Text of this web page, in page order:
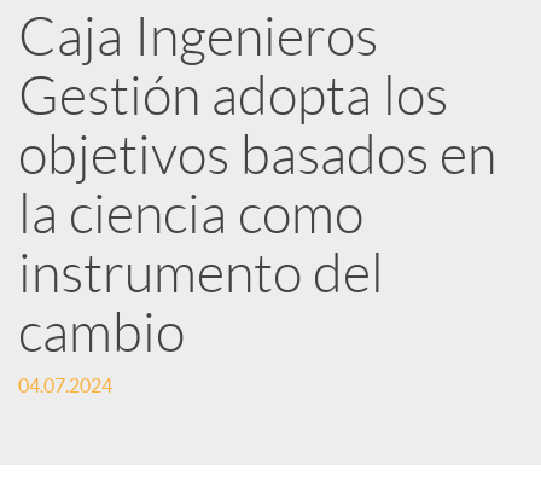
b
l
i
c
a
Caja Ingenieros
Gestión adopta los
objetivos basados en
la ciencia como
instrumento del
cambio
04.07.2024